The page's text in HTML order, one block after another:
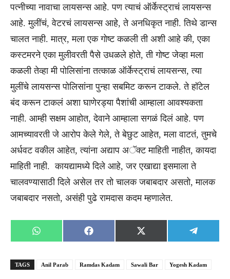
पत्नीच्या नावाचा लायसन्स आहे. पण त्याचं ऑर्केस्ट्राचं लायसन्स
आहे. मुलींचं, वेटरचं लायसन्स आहे, ते अनधिकृत नाही. तिथे डान्स
चालत नाही. मात्र, मला एक गोष्ट कळली ती अशी आहे की, एका
कस्टमरने एका मुलीवरती पैसे उधळले होते, ती गोष्ट जेव्हा मला
कळली तेव्हा मी पोलिसांना तत्काळ ऑर्केस्ट्राचं लायसन्स, त्या
मुलींचे लायसन्स पोलिसांना पुन्हा सबमिट करून टाकले. ते हॉटेल
बंद करून टाकलं अशा घाणेरड्या पैशांची आम्हाला आवश्यकता
नाही. आम्ही सक्षम आहोत, देवाने आम्हाला सगळं दिलं आहे. पण
आमच्यावरती जे आरोप केले गेले, ते बेछुट आहेत, मला वाटतं, तुमचे
अर्धवट वकील आहेत, त्यांना अद्याप अॅक्ट माहिती नाहीत, कायदा
माहिती नाही. कायद्यामध्ये दिले आहे, जर एखाद्या इसमाला ते
चालवण्यासाठी दिले असेल तर तो चालक जबाबदार असतो, मालक
जबाबदार नसतो, असंही पुढे रामदास कदम म्हणालेत.
Share
on
WhatsApp
Share
on
Facebook
Share
on
X
(Twitter)
Share
on
TAGS Anil Parab Ramdas Kadam Sawali Bar Yogesh Kadam